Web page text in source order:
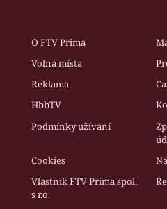
O FTV Prima
Volná místa
Reklama
HbbTV
Podmínky užívání
Cookies
Vlastník FTV Prima spol.
s r.o.